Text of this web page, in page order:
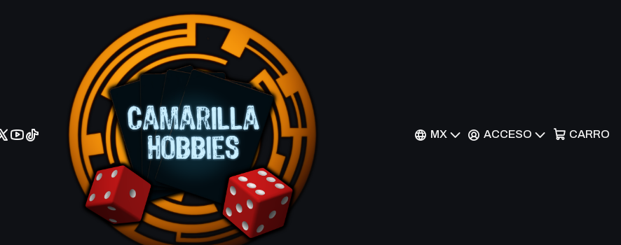
MX ACCESO CARRO
CP05-EN002 C.C.C. KONAMI
Giant Germ - CP05-EN002 - Super Rare (jugado)
$890 MXN
VOLVER ARRIBA